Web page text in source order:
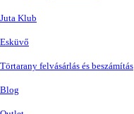
Juta Klub
Esküvő
Törtarany felvásárlás és beszámítás
Blog